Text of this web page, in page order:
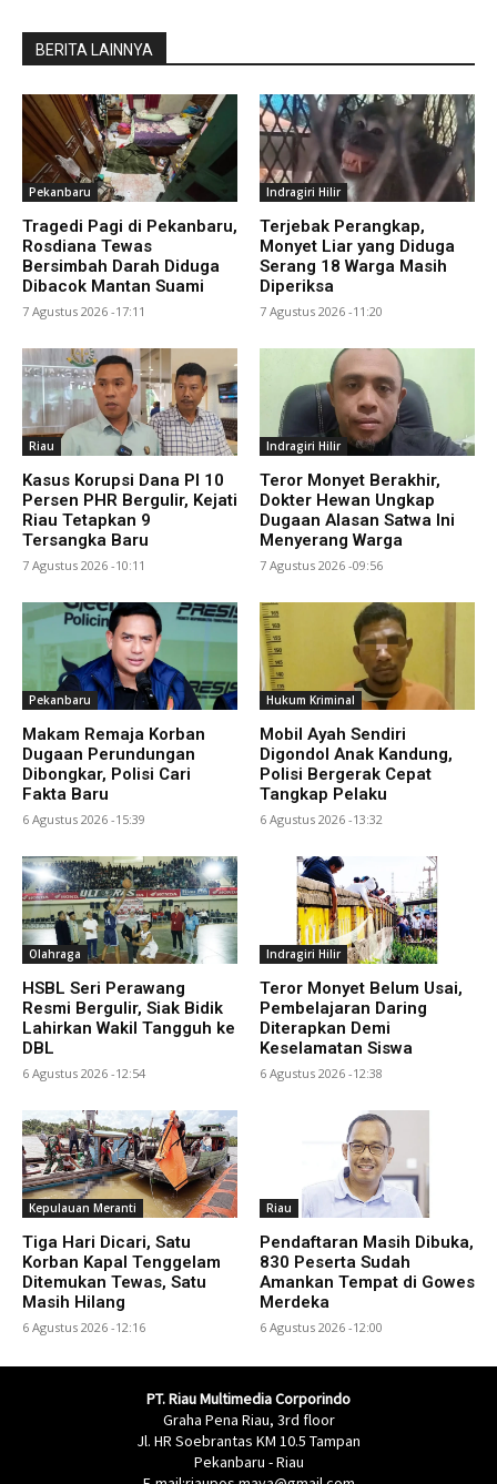
BERITA LAINNYA
Pekanbaru
Tragedi Pagi di Pekanbaru,
Rosdiana Tewas
Bersimbah Darah Diduga
Dibacok Mantan Suami
7 Agustus 2026 -17:11
Indragiri Hilir
Terjebak Perangkap,
Monyet Liar yang Diduga
Serang 18 Warga Masih
Diperiksa
7 Agustus 2026 -11:20
Riau
Kasus Korupsi Dana PI 10
Persen PHR Bergulir, Kejati
Riau Tetapkan 9
Tersangka Baru
7 Agustus 2026 -10:11
Indragiri Hilir
Teror Monyet Berakhir,
Dokter Hewan Ungkap
Dugaan Alasan Satwa Ini
Menyerang Warga
7 Agustus 2026 -09:56
Pekanbaru
Makam Remaja Korban
Dugaan Perundungan
Dibongkar, Polisi Cari
Fakta Baru
6 Agustus 2026 -15:39
Hukum Kriminal
Mobil Ayah Sendiri
Digondol Anak Kandung,
Polisi Bergerak Cepat
Tangkap Pelaku
6 Agustus 2026 -13:32
Olahraga
HSBL Seri Perawang
Resmi Bergulir, Siak Bidik
Lahirkan Wakil Tangguh ke
DBL
6 Agustus 2026 -12:54
Indragiri Hilir
Teror Monyet Belum Usai,
Pembelajaran Daring
Diterapkan Demi
Keselamatan Siswa
6 Agustus 2026 -12:38
Kepulauan Meranti
Tiga Hari Dicari, Satu
Korban Kapal Tenggelam
Ditemukan Tewas, Satu
Masih Hilang
6 Agustus 2026 -12:16
Riau
Pendaftaran Masih Dibuka,
830 Peserta Sudah
Amankan Tempat di Gowes
Merdeka
6 Agustus 2026 -12:00
PT. Riau Multimedia Corporindo
Graha Pena Riau, 3rd floor
Jl. HR Soebrantas KM 10.5 Tampan
Pekanbaru - Riau